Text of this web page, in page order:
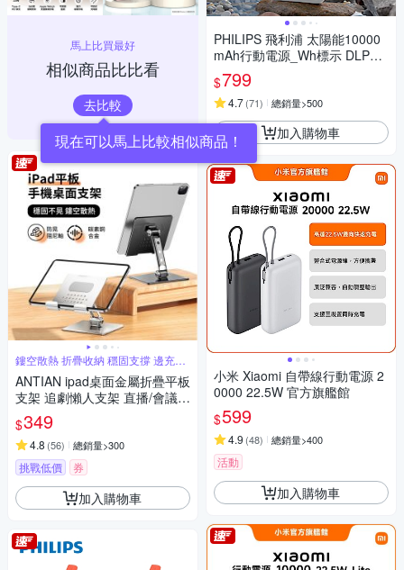
馬上比買最好
相似商品比比看
去比較
現在可以馬上比較相似商品！
鏤空散熱 折疊收納 穩固支撐 邊充電
玩
ANTIAN ipad桌面金屬折疊平板
支架 追劇懶人支架 直播/會議
平板架 手機支架 交換禮物
$349
4.8 (56) 總銷量>300
挑戰低價 券
加入購物車
PHILIPS 飛利浦 太陽能10000
mAh行動電源_Wh標示 DLP77
28N/96
$799
4.7(71) 總銷量>500
加入購物車
小米 Xiaomi 自帶線行動電源 2
0000 22.5W 官方旗艦館
$599
4.9 (48) 總銷量>400
活動
加入購物車